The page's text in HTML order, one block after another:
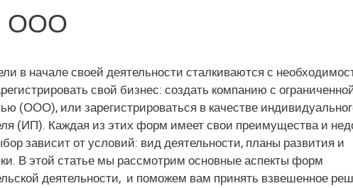
ООО
в начале своей деятельности сталкиваются с
свой бизнес: создать компанию с
(ООО), или зарегистрироваться в качестве
(ИП). Каждая из этих форм имеет свои преимущества и
зависит от условий: вид деятельности, планы развития и
В этой статье мы рассмотрим основные аспекты форм
деятельности, и поможем вам принять взвешенное